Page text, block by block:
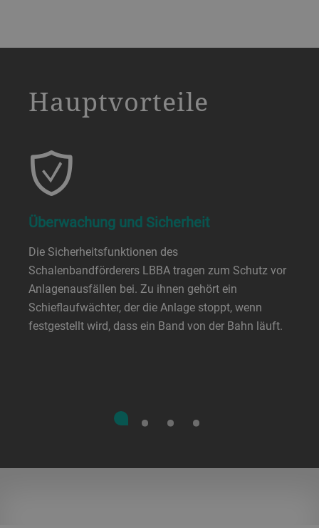
Hauptvorteile
Überwachung und Sicherheit
Die Sicherheitsfunktionen des
Schalenbandförderers LBBA tragen zum Schutz vor
Anlagenausfällen bei. Zu ihnen gehört ein
Schieflaufwächter, der die Anlage stoppt, wenn
festgestellt wird, dass ein Band von der Bahn läuft.